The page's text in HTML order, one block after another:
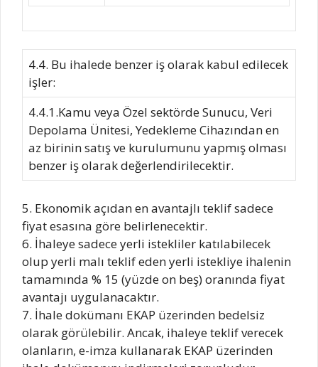
4.4. Bu ihalede benzer iş olarak kabul edilecek
işler:
4.4.1.Kamu veya Özel sektörde Sunucu, Veri
Depolama Ünitesi, Yedekleme Cihazından en
az birinin satış ve kurulumunu yapmış olması
benzer iş olarak değerlendirilecektir.
5. Ekonomik açıdan en avantajlı teklif sadece
fiyat esasına göre belirlenecektir.
6. İhaleye sadece yerli istekliler katılabilecek
olup yerli malı teklif eden yerli istekliye ihalenin
tamamında % 15 (yüzde on beş) oranında fiyat
avantajı uygulanacaktır.
7. İhale dokümanı EKAP üzerinden bedelsiz
olarak görülebilir. Ancak, ihaleye teklif verecek
olanların, e-imza kullanarak EKAP üzerinden